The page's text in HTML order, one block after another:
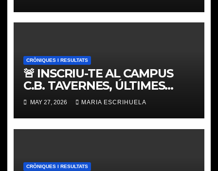
CRÒNIQUES I RESULTATS
🚨 INSCRIU-TE AL CAMPUS
C.B. TAVERNES, ÚLTIMES
PLACES
MAY 27, 2026 MARIA ESCRIHUELA
CRÒNIQUES I RESULTATS